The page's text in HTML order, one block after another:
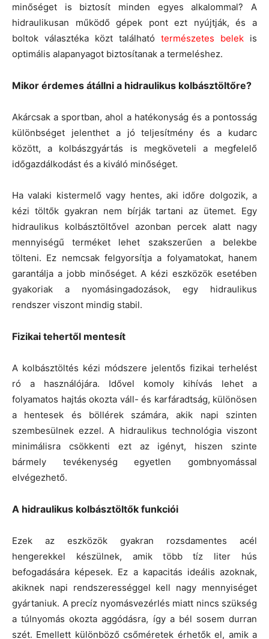
minőséget is biztosít minden egyes alkalommal? A
hidraulikusan működő gépek pont ezt nyújtják, és a
boltok választéka közt található természetes belek is
optimális alapanyagot biztosítanak a termeléshez.
Mikor érdemes átállni a hidraulikus kolbásztöltőre?
Akárcsak a sportban, ahol a hatékonyság és a pontosság
különbséget jelenthet a jó teljesítmény és a kudarc
között, a kolbászgyártás is megköveteli a megfelelő
időgazdálkodást és a kiváló minőséget.
Ha valaki kistermelő vagy hentes, aki időre dolgozik, a
kézi töltők gyakran nem bírják tartani az ütemet. Egy
hidraulikus kolbásztöltővel azonban percek alatt nagy
mennyiségű terméket lehet szakszerűen a belekbe
tölteni. Ez nemcsak felgyorsítja a folyamatokat, hanem
garantálja a jobb minőséget. A kézi eszközök esetében
gyakoriak a nyomásingadozások, egy hidraulikus
rendszer viszont mindig stabil.
Fizikai tehertől mentesít
A kolbásztöltés kézi módszere jelentős fizikai terhelést
ró a használójára. Idővel komoly kihívás lehet a
folyamatos hajtás okozta váll- és karfáradtság, különösen
a hentesek és böllérek számára, akik napi szinten
szembesülnek ezzel. A hidraulikus technológia viszont
minimálisra csökkenti ezt az igényt, hiszen szinte
bármely tevékenység egyetlen gombnyomással
elvégezhető.
A hidraulikus kolbásztöltők funkciói
Ezek az eszközök gyakran rozsdamentes acél
hengerekkel készülnek, amik több tíz liter hús
befogadására képesek. Ez a kapacitás ideális azoknak,
akiknek napi rendszerességgel kell nagy mennyiséget
gyártaniuk. A precíz nyomásvezérlés miatt nincs szükség
a túlnyomás okozta aggódásra, így a bél sosem durran
szét. Emellett különböző csőméretek érhetők el, amik a